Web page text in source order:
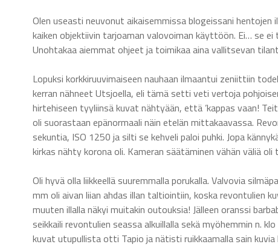
Olen useasti neuvonut aikaisemmissa blogeissani
kaiken objektiivin tarjoaman valovoiman käyttöön. Ei… se
Unohtakaa aiemmat ohjeet ja toimikaa aina vallitsevan
Lopuksi korkkiruuvimaiseen nauhaan ilmaantui zeniittiin
kerran nähneet Utsjoella, eli tämä setti veti vertoja
hirtehiseen tyyliinsä kuvat nähtyään, että ’kappas vaan!
oli suorastaan epänormaali näin etelän mittakaavassa.
sekuntia, ISO 1250 ja silti se kehveli paloi puhki. Jopa
kirkas nähty korona oli. Kameran säätäminen vähän väliä
Oli hyvä olla liikkeellä suuremmalla porukalla. Valvovia
mm oli aivan liian ahdas illan taltiointiin, koska revontulien
muuten illalla näkyi muitakin outouksia! Jälleen oranssi
seikkaili revontulien seassa alkuillalla sekä myöhemmin n.
kuvat utupullista otti Tapio ja nätisti ruikkaamalla sain